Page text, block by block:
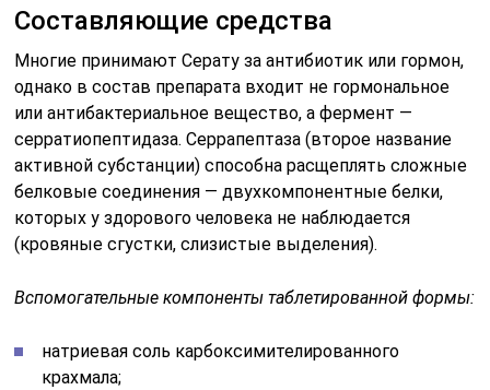
Составляющие средства
Многие принимают Серату за антибиотик или гормон,
однако в состав препарата входит не гормональное
или антибактериальное вещество, а фермент —
серратиопептидаза. Серрапептаза (второе название
активной субстанции) способна расщеплять сложные
белковые соединения — двухкомпонентные белки,
которых у здорового человека не наблюдается
(кровяные сгустки, слизистые выделения).
Вспомогательные компоненты таблетированной формы:
натриевая соль карбоксимителированного
крахмала;